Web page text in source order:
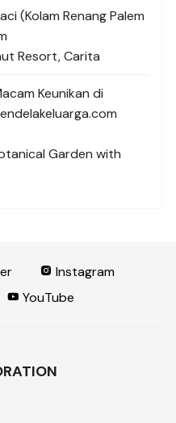
(Kolam Renang Palem
Resort, Carita
Keunikan di
Garden with
Instagram
YouTube